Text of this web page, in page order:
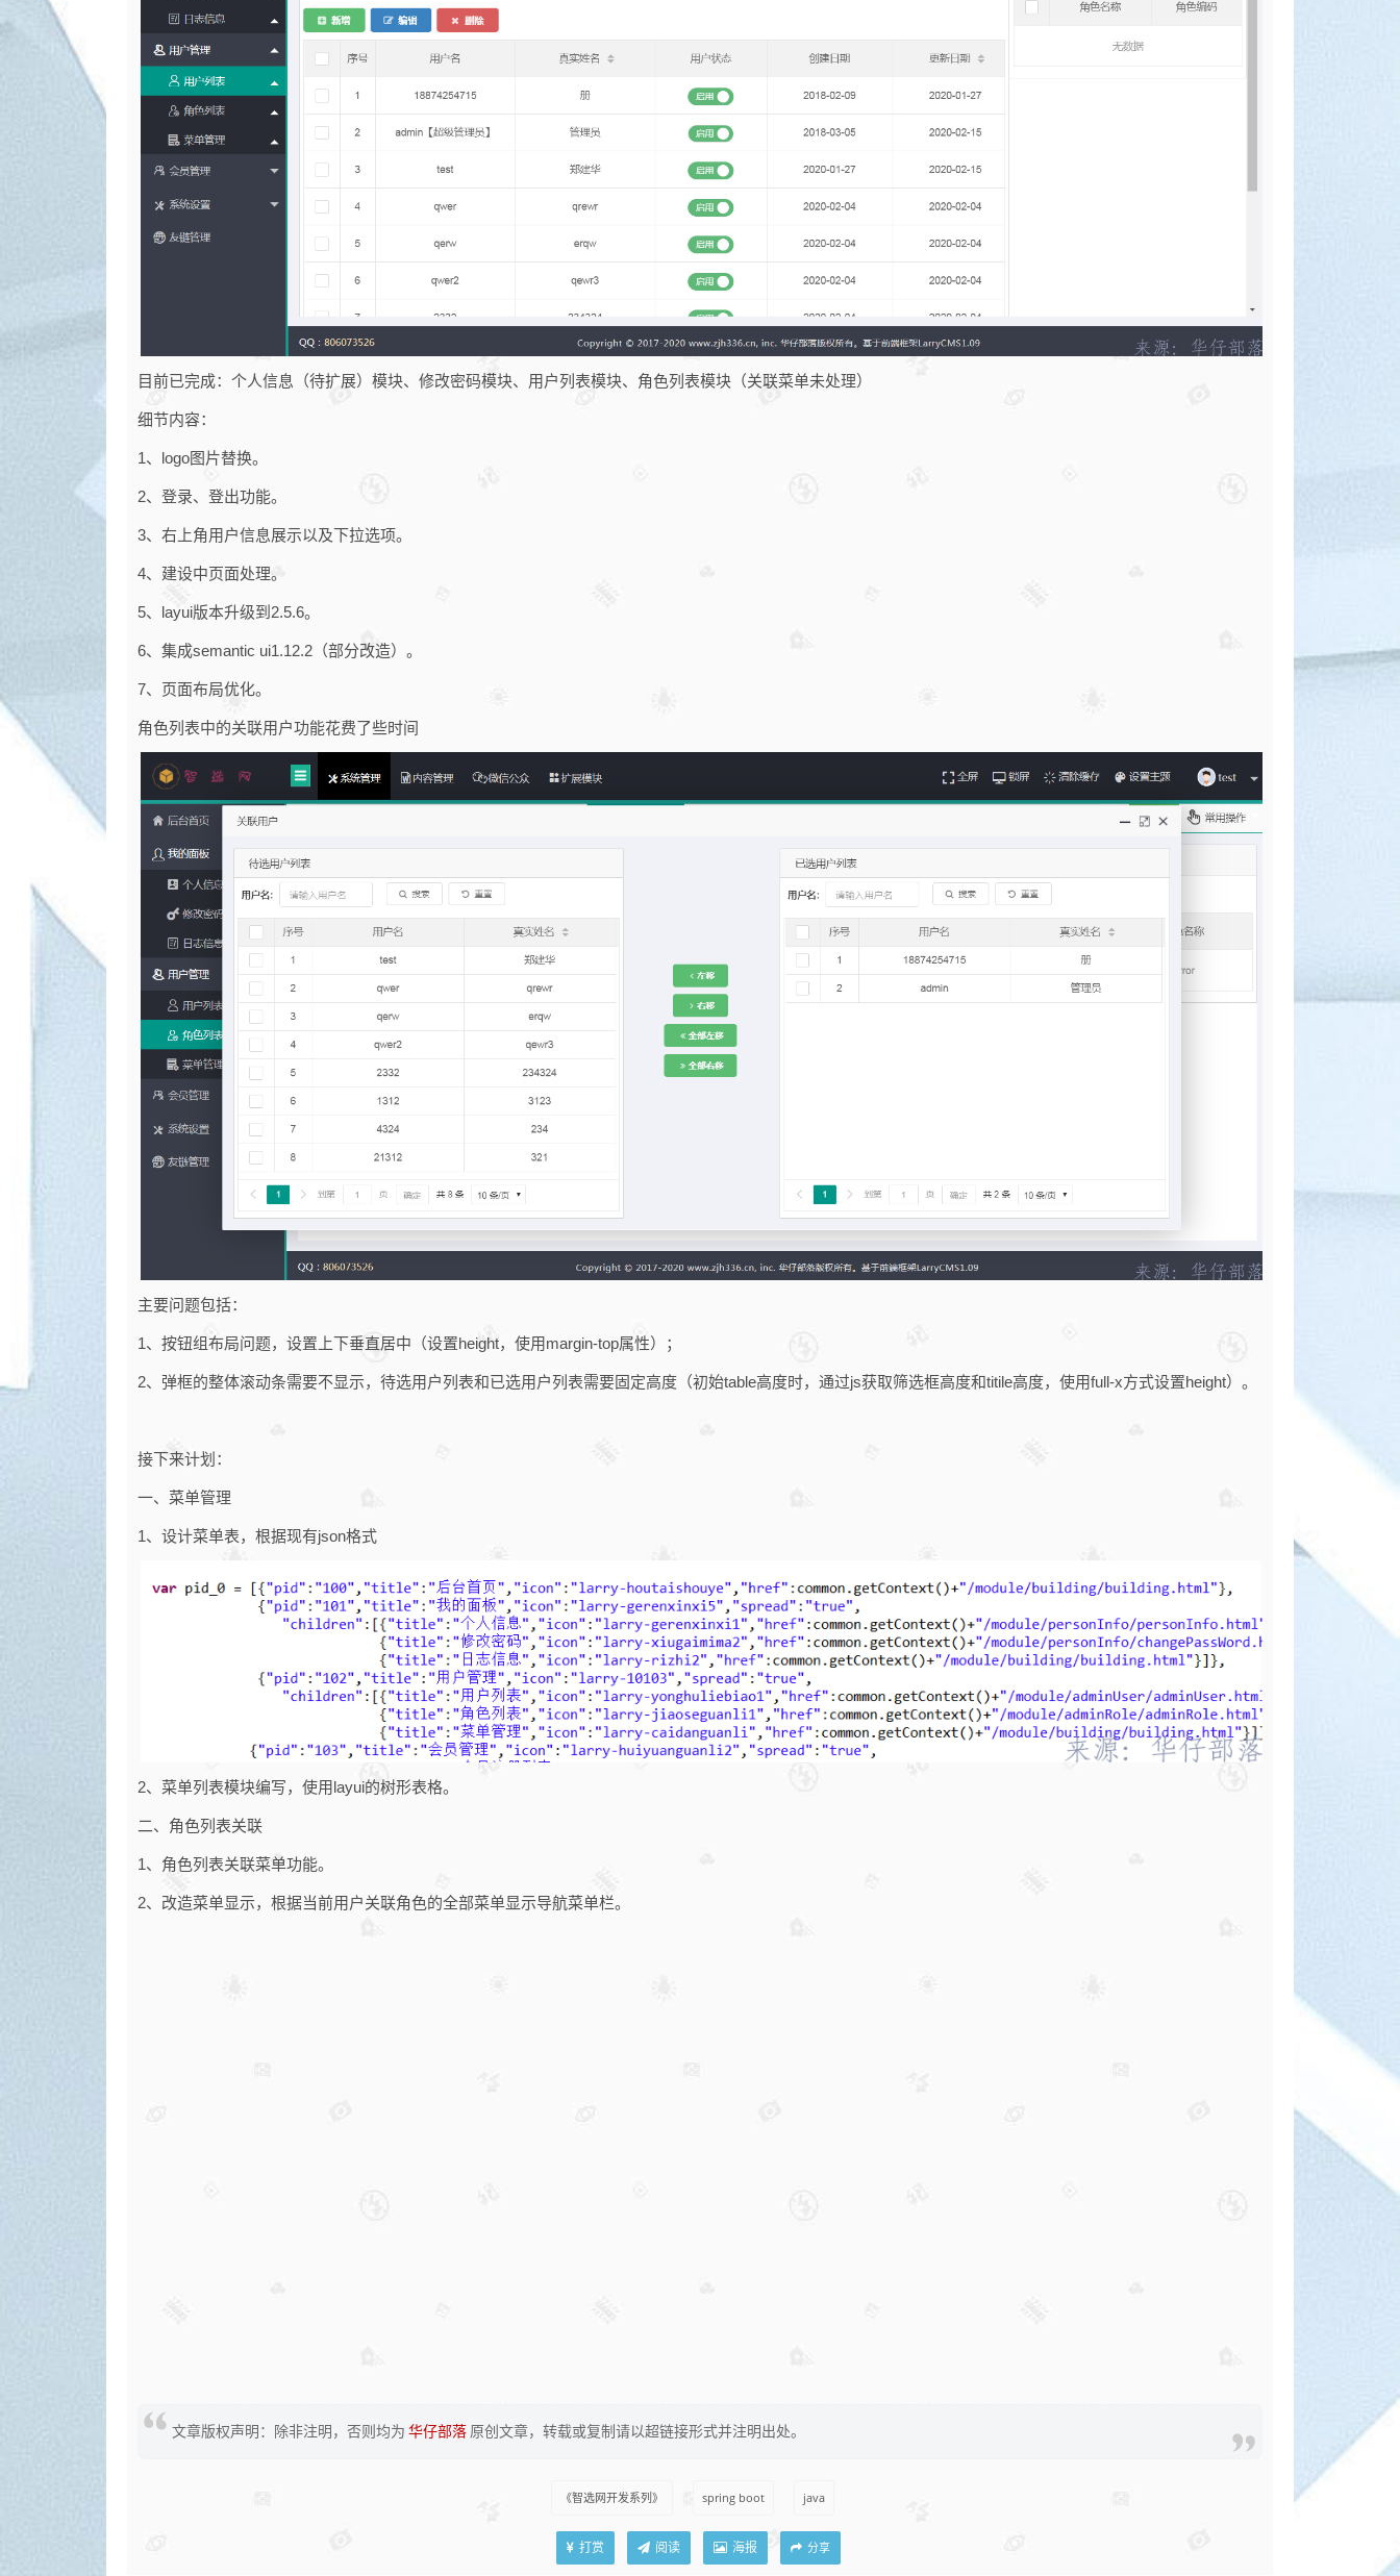
目前已完成：个人信息（待扩展）模块、修改密码模块、用户列表模块、角色列表模块（关联菜单未处理）
细节内容：
1、logo图片替换。
2、登录、登出功能。
3、右上角用户信息展示以及下拉选项。
4、建设中页面处理。
5、layui版本升级到2.5.6。
6、集成semantic ui1.12.2（部分改造）。
7、页面布局优化。
角色列表中的关联用户功能花费了些时间
主要问题包括：
1、按钮组布局问题，设置上下垂直居中（设置height，使用margin-top属性）；
2、弹框的整体滚动条需要不显示，待选用户列表和已选用户列表需要固定高度（初始table高度时，通过js获取筛选框高度和titile高度，使用full-x方式设置height）。
接下来计划：
一、菜单管理
1、设计菜单表，根据现有json格式
2、菜单列表模块编写，使用layui的树形表格。
二、角色列表关联
1、角色列表关联菜单功能。
2、改造菜单显示，根据当前用户关联角色的全部菜单显示导航菜单栏。
文章版权声明：除非注明，否则均为 华仔部落 原创文章，转载或复制请以超链接形式并注明出处。
《智选网开发系列》 spring boot java
打赏 阅读 海报 分享